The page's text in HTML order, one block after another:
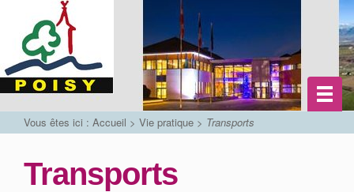
Vous êtes ici : Accueil > Vie pratique > Transports
Transports